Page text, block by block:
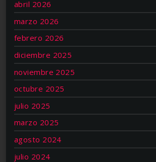
abril 2026
marzo 2026
febrero 2026
diciembre 2025
noviembre 2025
octubre 2025
julio 2025
marzo 2025
agosto 2024
julio 2024